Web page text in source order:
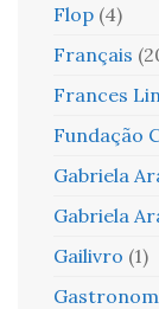
Flop (4)
Français
Frances
Fundação
Gabriela
Gabriela
Gailivro (1)